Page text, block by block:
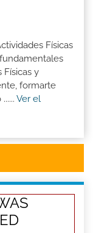
Físicas
Físicas y
formarte
Ver el